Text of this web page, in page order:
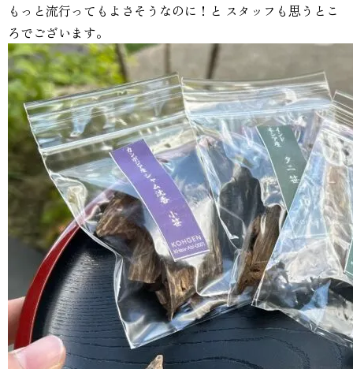
もっと流行ってもよさそうなのに！と スタッフも思うとこ
ろでございます。